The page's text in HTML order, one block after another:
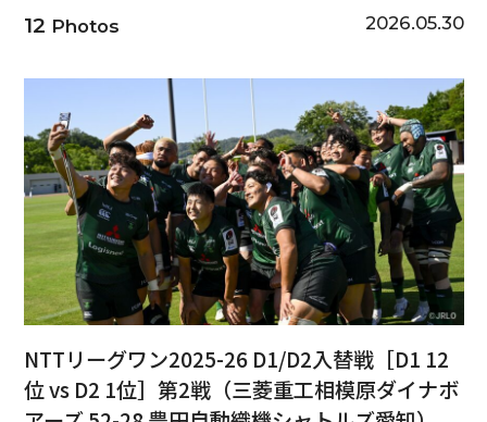
12 Photos 2026.05.30
NTTリーグワン2025-26 D1/D2入替戦［D1 12
位 vs D2 1位］第2戦（三菱重工相模原ダイナボ